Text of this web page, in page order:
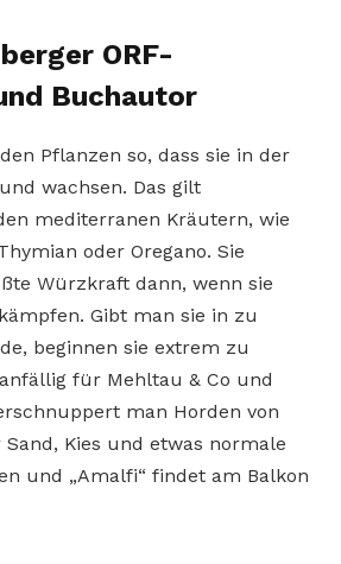
ORF-
Buchautor
Pflanzen so, dass sie in der
wachsen. Das gilt
mediterranen Kräutern, wie
oder Oregano. Sie
Würzkraft dann, wenn sie
Gibt man sie in zu
beginnen sie extrem zu
für Mehltau & Co und
man Horden von
Kies und etwas normale
und „Amalfi“ findet am Balkon